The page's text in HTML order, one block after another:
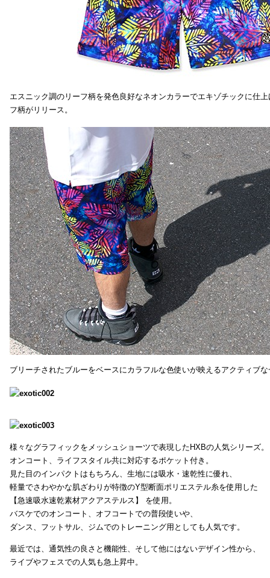
エスニック調のリーフ柄を発色良好なネオンカラーでエキゾチックに仕
フ柄がリリース。
ブリーチされたブルーをベースにカラフルな色使いが映えるアクティブ
様々なグラフィックをメッシュショーツで表現したHXBの人気シリーズ。
オンコート、ライフスタイル共に対応するポケット付き。
見た目のインパクトはもちろん、生地には吸水・速乾性に優れ、
軽量でさわやかな肌ざわりが特徴のY型断面ポリエステル糸を使用した
【急速吸水速乾素材アクアステルス】 を使用。
バスケでのオンコート、オフコートでの普段使いや、
ダンス、フットサル、ジムでのトレーニング用としても人気です。
最近では、通気性の良さと機能性、そして他にはないデザイン性から、
ライブやフェスでの人気も急上昇中。